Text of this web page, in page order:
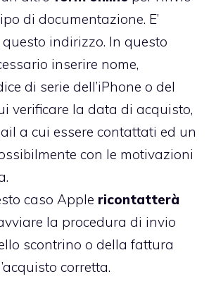
di documentazione. E’
indirizzo. In questo
inserire nome,
di serie dell’iPhone o del
verificare la data di acquisto,
a cui essere contattati ed un
con le motivazioni
caso Apple ricontatterà
la procedura di invio
scontrino o della fattura
corretta.